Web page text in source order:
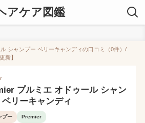
アケア図鑑
シャンプー ベリーキャンディの口コミ（0件）/
新】
プルミエ オドゥール シャン
ベリーキャンディ
プー Premier